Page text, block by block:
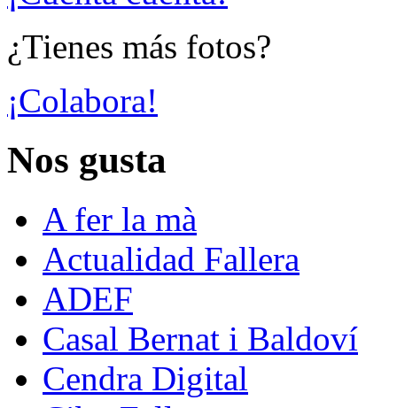
¿Tienes más fotos?
¡Colabora!
Nos gusta
A fer la mà
Actualidad Fallera
ADEF
Casal Bernat i Baldoví
Cendra Digital